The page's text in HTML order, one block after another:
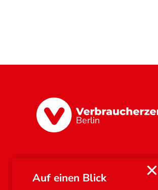
Auf einen Blick
Berlin
Stark